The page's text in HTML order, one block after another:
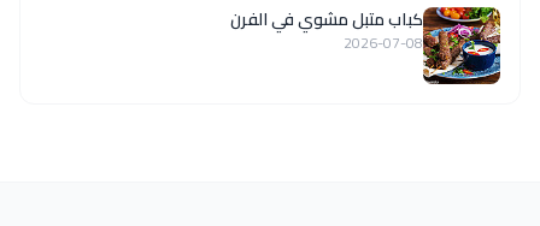
كباب متبل مشوي في الفرن
2026-07-08